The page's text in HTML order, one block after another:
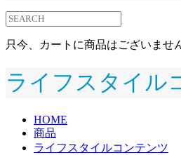
只今、カートに商品はございませ
ライフスタイル
HOME
商品
ライフスタイルコンテンツ